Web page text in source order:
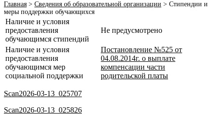
Главная > Сведения об образовательной организации > Стипендии и
меры поддержки обучающихся
Наличие и условия
предоставления
обучающимся стипендий
Не предусмотрено
Наличие и условия
предоставления
обучающимся мер
социальной поддержки
Постановление №525 от
04.08.2014г. о выплате
компенсации части
родительской платы
Scan2026-03-13_025707
Scan2026-03-13_025826